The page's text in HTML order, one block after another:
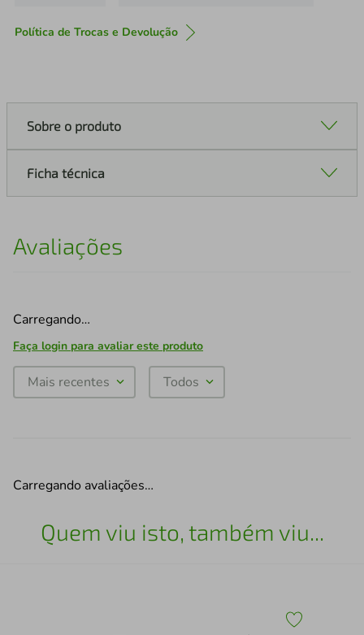
Política de Trocas e Devolução
Sobre o produto
Ficha técnica
Avaliações
Carregando…
Faça login para avaliar este produto
Mais recentes Todos
Carregando avaliações…
Quem viu isto, também viu...